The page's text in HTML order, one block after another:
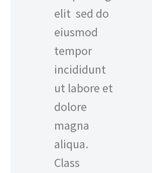
elit sed do
eiusmod
tempor
incididunt
ut labore et
dolore
magna
aliqua.
Class